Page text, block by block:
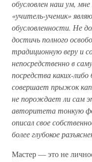
обусловлен наш ум,
«учитель-ученик»
обусловленности. Не
достичь полного
традиционную веру и
непосредственно в
посредства каких-либо
совершает прыжок
не порождает ли сам
авторитета тонкую
описал свое
более глубокое
Мастер — это не